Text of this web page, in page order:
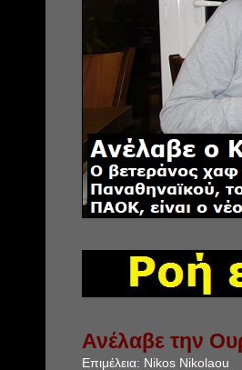
Ανέλαβε την
Επιμέλεια: Nikos Nikolaou